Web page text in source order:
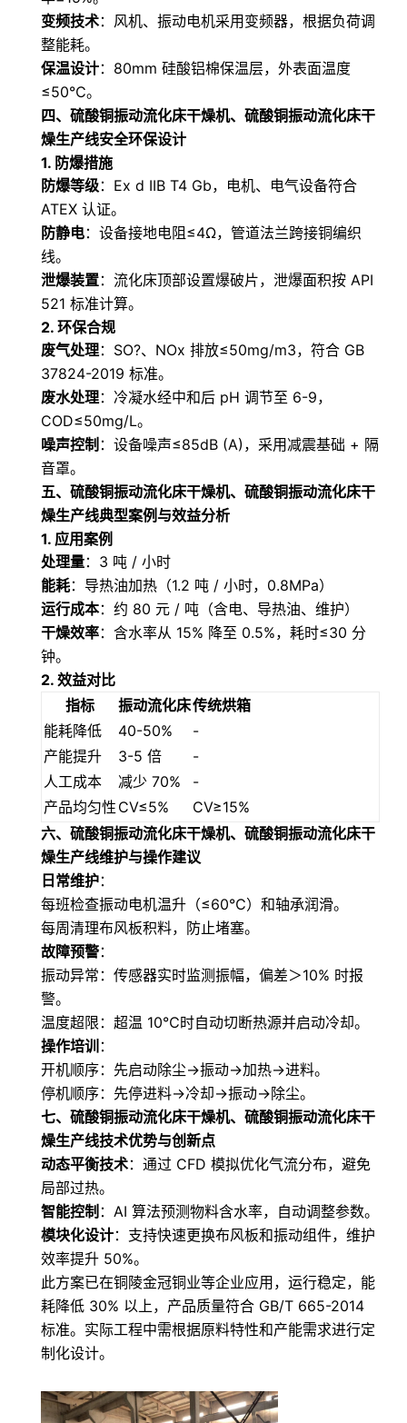
变频技术：风机、振动电机采用变频器，根据负荷调
整能耗。
保温设计：80mm 硅酸铝棉保温层，外表面温度
≤50℃。
四、 硫酸铜振动流化床干燥机、硫酸铜振动流化床干
燥生产线安全环保设计
1. 防爆措施
防爆等级：Ex d IIB T4 Gb，电机、电气设备符合
ATEX 认证。
防静电：设备接地电阻≤4Ω，管道法兰跨接铜编织
线。
泄爆装置：流化床顶部设置爆破片，泄爆面积按 API
521 标准计算。
2. 环保合规
废气处理：SO?、NOx 排放≤50mg/m3，符合 GB
37824-2019 标准。
废水处理：冷凝水经中和后 pH 调节至 6-9，
COD≤50mg/L。
噪声控制 ：设备噪声≤85dB (A)，采用减震基础 + 隔
音罩。
五、 硫酸铜振动流化床干燥机、硫酸铜振动流化床干
燥生产线典型案例与效益分析
1. 应用案例
处理量：3 吨 / 小时
能耗：导热油加热（1.2 吨 / 小时，0.8MPa）
运行成本：约 80 元 / 吨（含电、导热油、维护）
干燥效率：含水率从 15% 降至 0.5%，耗时≤30 分
钟。
2. 效益对比
指标
振动流化床传统烘箱
能耗降低
40-50%
-
产能提升
3-5 倍
-
人工成本
减少 70%
-
产品均匀性 CV≤5%
CV≥15%
六、 硫酸铜振动流化床干燥机、硫酸铜振动流化床干
燥生产线维护与操作建议
日常维护：
每班检查振动电机温升（≤60℃）和轴承润滑。
每周清理布风板积料，防止堵塞。
故障预警：
振动异常：传感器实时监测振幅，偏差＞10% 时报
警。
温度超限：超温 10℃时自动切断热源并启动冷却。
操作培训 ：
开机顺序：先启动除尘→振动→加热→进料。
停机顺序：先停进料→冷却→振动→除尘。
七、 硫酸铜振动流化床干燥机、硫酸铜振动流化床干
燥生产线技术优势与创新点
动态平衡技术：通过 CFD 模拟优化气流分布，避免
局部过热。
智能控制 ：AI 算法预测物料含水率，自动调整参数。
模块化设计：支持快速更换布风板和振动组件，维护
效率提升 50%。
此方案已在铜陵金冠铜业等企业应用，运行稳定，能
耗降低 30% 以上，产品质量符合 GB/T 665-2014
标准。实际工程中需根据原料特性和产能需求进行定
制化设计。